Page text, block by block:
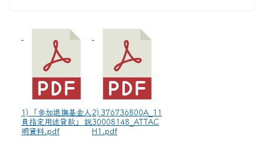
1) 「參加退撫基金人
員指定用途貸款」 說
明資料.pdf
2) 376736800A_11
30008148_ATTAC
H1.pdf